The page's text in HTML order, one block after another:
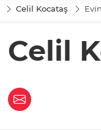
Celil Kocataş
Celil